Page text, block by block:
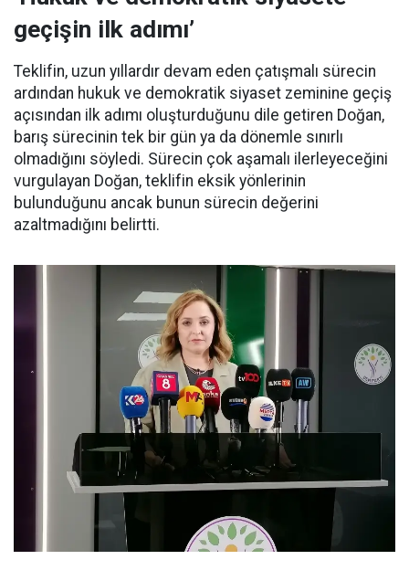
geçişin ilk adımı’
Teklifin, uzun yıllardır devam eden çatışmalı sürecin
ardından hukuk ve demokratik siyaset zeminine geçiş
açısından ilk adımı oluşturduğunu dile getiren Doğan,
barış sürecinin tek bir gün ya da dönemle sınırlı
olmadığını söyledi. Sürecin çok aşamalı ilerleyeceğini
vurgulayan Doğan, teklifin eksik yönlerinin
bulunduğunu ancak bunun sürecin değerini
azaltmadığını belirtti.